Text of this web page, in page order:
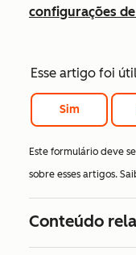
configurações de
Esse artigo foi
Sim
Este formulário deve
sobre esses artigos.
Conteúdo